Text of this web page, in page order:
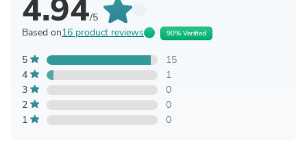
4.94/5
Based on16 product reviews 90% Verified
5
15
4
1
3
0
2
0
1
0